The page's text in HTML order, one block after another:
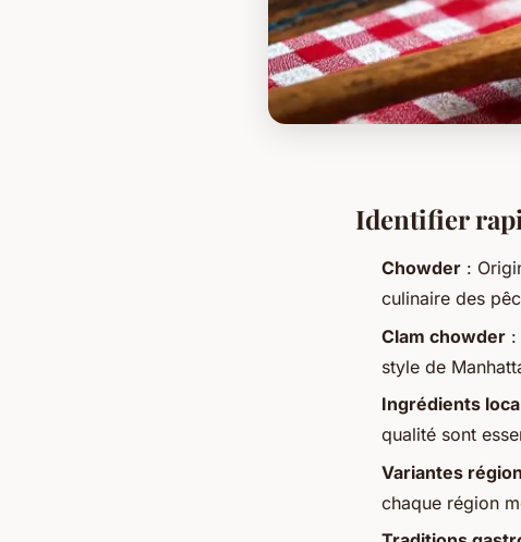
Identifier
Chowder :
culinaire des
Clam chowder :
style de
Ingrédients
qualité sont
Variantes
chaque région